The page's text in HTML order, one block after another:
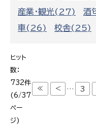
産業・観光(27)
酒
車(26)
校舎(25)
ヒット
数：
732件
(6/37
ペー
ジ)
≪ < … 3